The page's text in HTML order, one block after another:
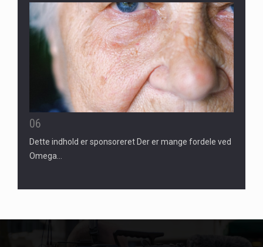
06
Dette indhold er sponsoreret Der er mange fordele ved
Omega…